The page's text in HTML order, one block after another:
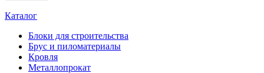
Каталог
Блоки для строительства
Брус и пиломатериалы
Кровля
Металлопрокат